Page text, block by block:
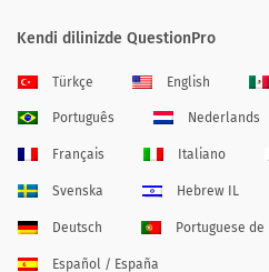
Kendi dilinizde QuestionPro
Türkçe English
Português Nederlands
Français Italiano
Svenska Hebrew IL
Deutsch Portuguese de
Español / España